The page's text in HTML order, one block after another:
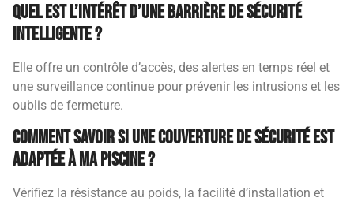
Quel est l’intérêt d’une barrière de sécurité
intelligente ?
Elle offre un contrôle d’accès, des alertes en temps réel et
une surveillance continue pour prévenir les intrusions et les
oublis de fermeture.
Comment savoir si une couverture de sécurité est
adaptée à ma piscine ?
Vérifiez la résistance au poids, la facilité d’installation et